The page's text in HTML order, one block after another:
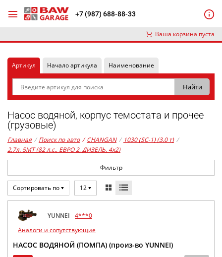
+7 (987) 688-88-33
Ваша корзина пуста
Артикул Начало артикула Наименование
Насос водяной, корпус темостата и прочее
(грузовые)
Главная / Поиск по авто / CHANGAN / 1030 (SC-1) (3.0 т) /
2,7л. 5MT (82 л.с., ЕВРО 2, ДИЗЕЛЬ, 4x2)
Фильтр
Сортировать по 12
YUNNEI
4***0
Аналоги и сопутствующие
НАСОС ВОДЯНОЙ (ПОМПА) (произ-во YUNNEI)